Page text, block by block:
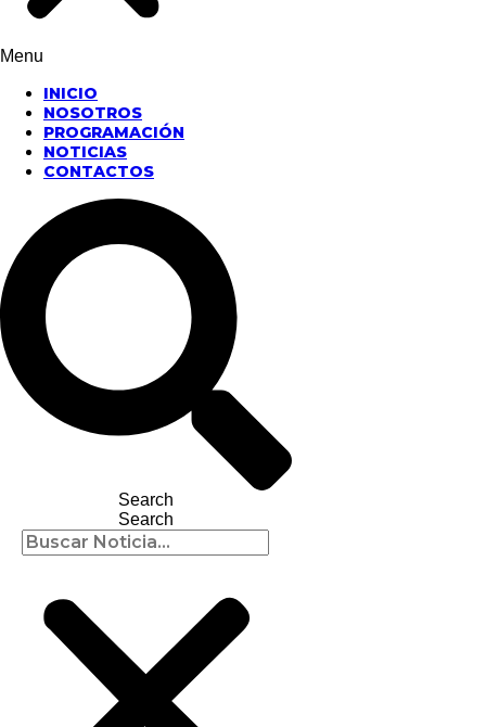
Menu
INICIO
NOSOTROS
PROGRAMACIÓN
NOTICIAS
CONTACTOS
Search
Search